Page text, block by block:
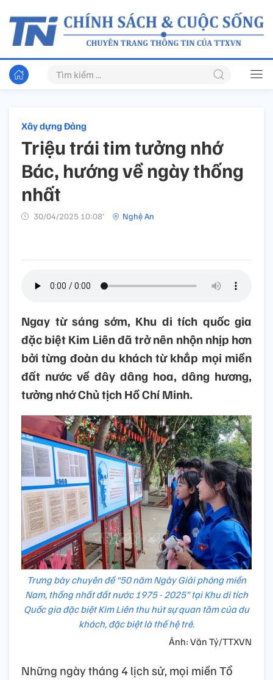
Xây dựng Đảng
Triệu trái tim tưởng nhớ
Bác, hướng về ngày thống
nhất
30/04/2025 10:08’ Nghệ An
Ngay từ sáng sớm, Khu di tích quốc gia
đặc biệt Kim Liên đã trở nên nhộn nhịp hơn
bởi từng đoàn du khách từ khắp mọi miền
đất nước về đây dâng hoa, dâng hương,
tưởng nhớ Chủ tịch Hồ Chí Minh.
Trưng bày chuyên đề “50 năm Ngày Giải phóng miền
Nam, thống nhất đất nước 1975 - 2025” tại Khu di tích
Quốc gia đặc biệt Kim Liên thu hút sự quan tâm của du
khách, đặc biệt là thế hệ trẻ.
Ảnh: Văn Tý/TTXVN
Những ngày tháng 4 lịch sử, mọi miền Tổ